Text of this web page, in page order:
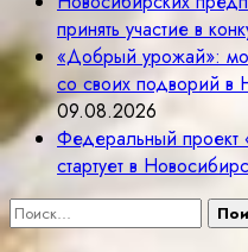
принять участие в
«Добрый урожай»:
со своих подворий в
09.08.2026
Федеральный проект
стартует в
Найти: